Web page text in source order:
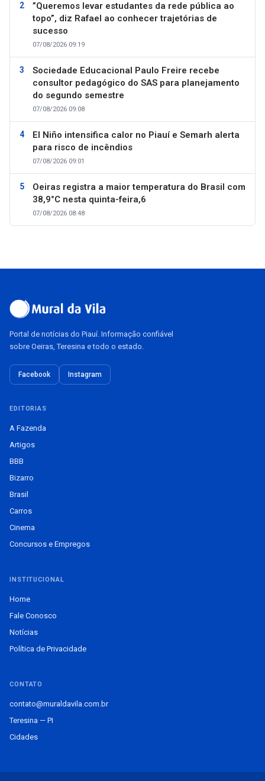
”Queremos levar estudantes da rede pública ao
topo”, diz Rafael ao conhecer trajetórias de
sucesso
07/08/2026 09:19
Sociedade Educacional Paulo Freire recebe
consultor pedagógico do SAS para planejamento
do segundo semestre
07/08/2026 09:08
El Niño intensifica calor no Piauí e Semarh alerta
para risco de incêndios
07/08/2026 09:01
Oeiras registra a maior temperatura do Brasil com
38,9°C nesta quinta-feira,6
07/08/2026 08:48
Portal de notícias do Piauí. Informação confiável
sobre Oeiras, Teresina e todo o estado.
Facebook Instagram
EDITORIAS
A Fazenda
Artigos
BBB
Bizarro
Brasil
Carros
Cinema
Concursos e Empregos
INSTITUCIONAL
Home
Fale Conosco
Notícias
Política de Privacidade
CONTATO
contato@muraldavila.com.br
Teresina — PI
Cidades